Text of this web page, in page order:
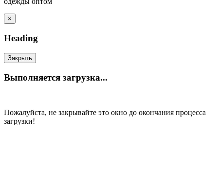
×
Heading
Закрыть
Выполняется загрузка...
Пожалуйста, не закрывайте это окно до окончания процесса
загрузки!